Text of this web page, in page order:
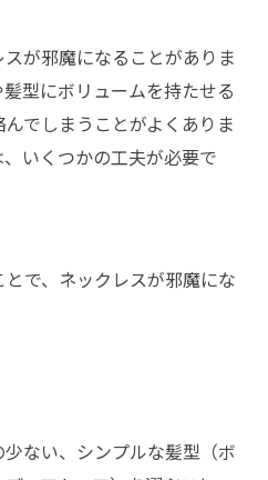
が邪魔になることがありま
型にボリュームを持たせる
でしまうことがよくありま
いくつかの工夫が必要で
で、ネックレスが邪魔にな
ない、シンプルな髪型（ボ